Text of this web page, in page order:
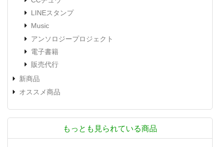
LINEスタンプ
Music
アンソロジープロジェクト
電子書籍
販売代行
新商品
オススメ商品
もっとも見られている商品